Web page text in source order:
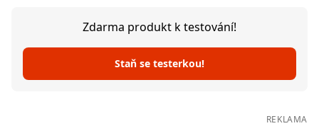
Zdarma produkt k testování!
Staň se testerkou!
REKLAMA